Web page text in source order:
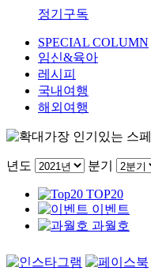
정기구독
SPECIAL COLUMN
임신&육아
레시피
국내여행
해외여행
가장 인기있는 스
년도 분기
TOP20
이벤트
과월호